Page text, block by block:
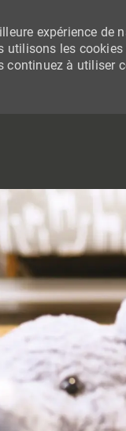
expérience de
les
à utiliser